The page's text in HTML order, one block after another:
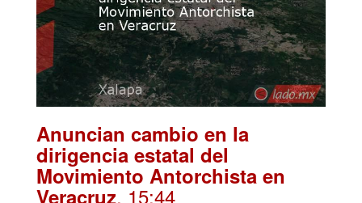
Anuncian cambio en la
dirigencia estatal del
Movimiento Antorchista en
Veracruz. 15:44